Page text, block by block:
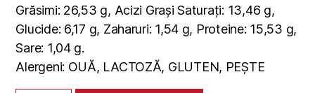
Grăsimi: 26,53 g, Acizi Grași Saturați: 13,46 g,
Glucide: 6,17 g, Zaharuri: 1,54 g, Proteine: 15,53 g,
Sare: 1,04 g.
Alergeni: OUĂ, LACTOZĂ, GLUTEN, PEȘTE